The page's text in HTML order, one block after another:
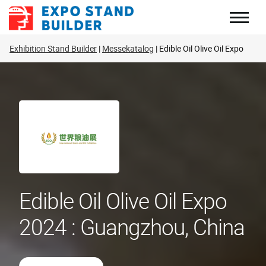
Zum
Inhalt
Exhibition Stand Builder Messekatalog Edible Oil Olive Oil Expo
Edible Oil Olive Oil Expo
2024 : Guangzhou, China